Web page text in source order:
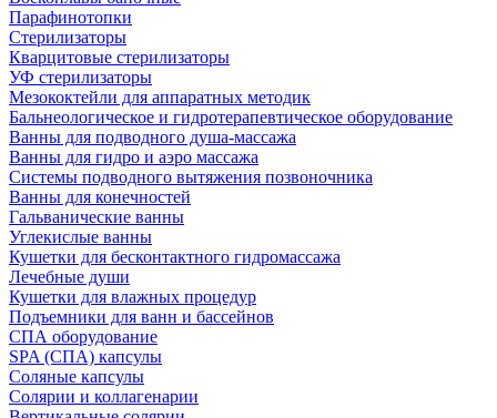
Парафинотопки
Стерилизаторы
Кварцитовые стерилизаторы
УФ стерилизаторы
Мезококтейли для аппаратных методик
Бальнеологическое и гидротерапевтическое оборудование
Ванны для подводного душа-массажа
Ванны для гидро и аэро массажа
Системы подводного вытяжения позвоночника
Ванны для конечностей
Гальванические ванны
Углекислые ванны
Кушетки для бесконтактного гидромассажа
Лечебные души
Кушетки для влажных процедур
Подъемники для ванн и бассейнов
СПА оборудование
SPA (СПА) капсулы
Соляные капсулы
Солярии и коллагенарии